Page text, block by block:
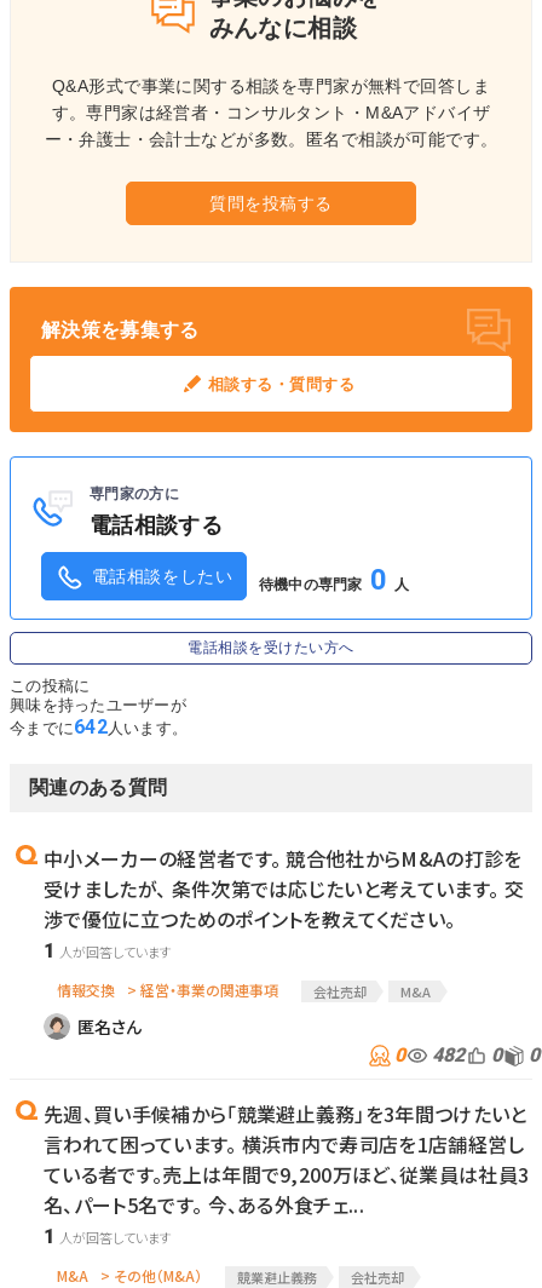
みんなに相談
Q&A形式で事業に関する相談を専門家が無料で回答しま
す。専門家は経営者・コンサルタント・M&Aアドバイザ
ー・弁護士・会計士などが多数。
匿名で相談が可能です。
質問を投稿する
解決策を募集する
相談する・質問する
専門家の方に
電話相談する
電話相談をしたい 待機中の専門家 0 人
電話相談を受けたい方へ
この投稿に
興味を持ったユーザーが
今までに642人います。
関連のある質問
中小メーカーの経営者です。 競合他社からM&Aの打診を
受けましたが、 条件次第では応じたいと考えています。 交
渉で優位に立つためのポイントを教えてください。
1
情報交換 > 経営・事業の関連事項 会社売却 M&A
匿名さん
0 482 0 0
先週、買い手候補から「競業避止義務」を3年間つけたいと
言われて困っています。 横浜市内で寿司店を1店舗経営し
ている者です。売上は年間で9,200万ほど、従業員は社員3
名、パート5名です。 今、ある外食チェ...
1
M&A > その他（M&A） 競業避止義務 会社売却